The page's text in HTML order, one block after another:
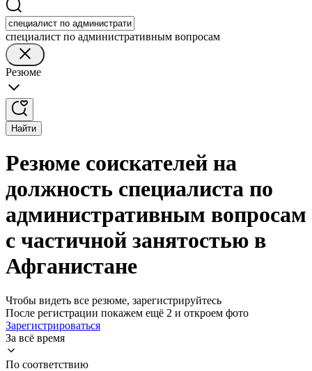
специалист по административным вопросам
Резюме
Найти
Резюме соискателей на
должность специалиста по
административным вопросам
с частичной занятостью в
Афганистане
Чтобы видеть все резюме, зарегистрируйтесь
После регистрации покажем ещё 2 и откроем фото
Зарегистрироваться
За всё время
По соответствию